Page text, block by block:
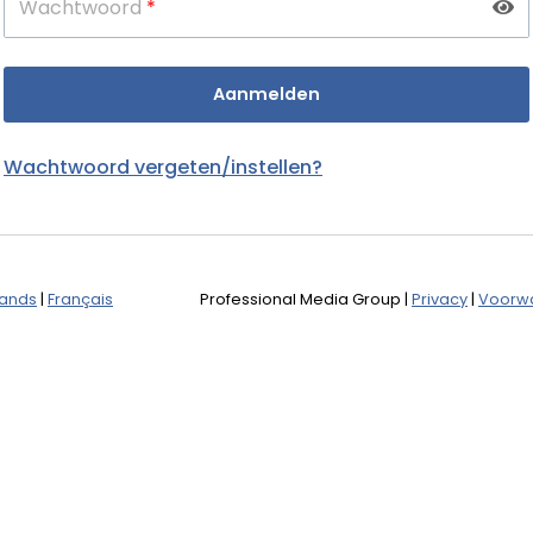
Wachtwoord *
Wachtwoord vergeten/instellen?
| Français Professional Media Group | Privacy|